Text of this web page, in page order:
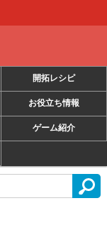
開拓レシピ
お役立ち情報
ゲーム紹介